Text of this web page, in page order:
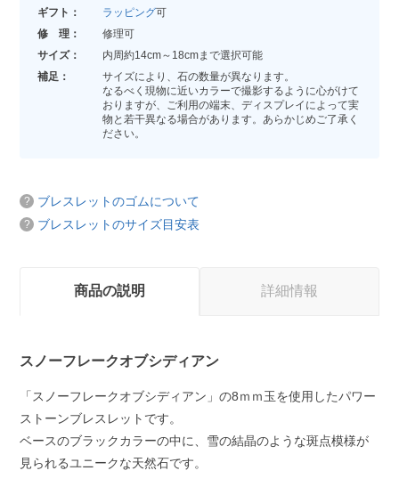
ギフト：
ラッピング可
修 理：
修理可
サイズ：
内周約14cm～18cmまで選択可能
補足：
サイズにより、石の数量が異なります。
なるべく現物に近いカラーで撮影するように心がけて
おりますが、ご利用の端末、ディスプレイによって実
物と若干異なる場合があります。あらかじめご了承く
ださい。
ブレスレットのゴムについて
ブレスレットのサイズ目安表
商品の説明 詳細情報
スノーフレークオブシディアン
「スノーフレークオブシディアン」の8ｍｍ玉を使用したパワー
ストーンブレスレットです。
ベースのブラックカラーの中に、雪の結晶のような斑点模様が
見られるユニークな天然石です。